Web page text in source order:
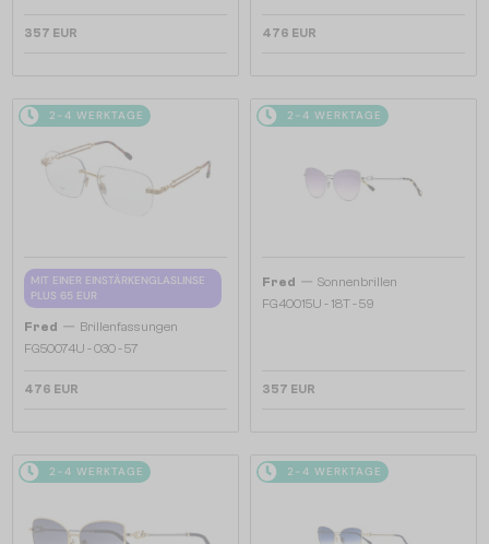
357 EUR 476 EUR
2-4 WERKTAGE
MIT EINER EINSTÄRKENGLASLINSE
PLUS 65 EUR
Fred — Brillenfassungen
FG50074U - 030 - 57
476 EUR
2-4 WERKTAGE
Fred — Sonnenbrillen
FG40015U - 18T - 59
357 EUR
2-4 WERKTAGE 2-4 WERKTAGE